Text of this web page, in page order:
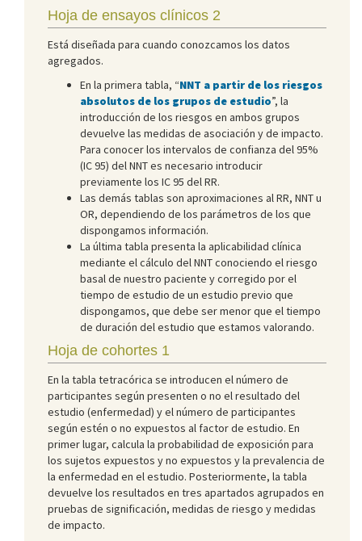
Hoja de ensayos clínicos 2
Está diseñada para cuando conozcamos los datos
agregados.
En la primera tabla, “NNT a partir de los riesgos
absolutos de los grupos de estudio”, la
introducción de los riesgos en ambos grupos
devuelve las medidas de asociación y de impacto.
Para conocer los intervalos de confianza del 95%
(IC 95) del NNT es necesario introducir
previamente los IC 95 del RR.
Las demás tablas son aproximaciones al RR, NNT u
OR, dependiendo de los parámetros de los que
dispongamos información.
La última tabla presenta la aplicabilidad clínica
mediante el cálculo del NNT conociendo el riesgo
basal de nuestro paciente y corregido por el
tiempo de estudio de un estudio previo que
dispongamos, que debe ser menor que el tiempo
de duración del estudio que estamos valorando.
Hoja de cohortes 1
En la tabla tetracórica se introducen el número de
participantes según presenten o no el resultado del
estudio (enfermedad) y el número de participantes
según estén o no expuestos al factor de estudio. En
primer lugar, calcula la probabilidad de exposición para
los sujetos expuestos y no expuestos y la prevalencia de
la enfermedad en el estudio. Posteriormente, la tabla
devuelve los resultados en tres apartados agrupados en
pruebas de significación, medidas de riesgo y medidas
de impacto.